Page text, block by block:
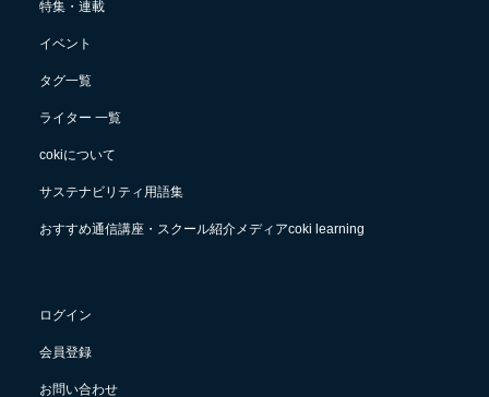
特集・連載
イベント
タグ一覧
ライター 一覧
cokiについて
サステナビリティ用語集
おすすめ通信講座・スクール紹介メディアcoki learning
ログイン
会員登録
お問い合わせ